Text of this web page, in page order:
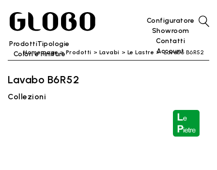
ProdottiTipologie
Colori e Finiture
Configuratore
Showroom
Contatti
Account
Home page Prodotti Lavabi Le Lastre Lavabo B6R52
Lavabo B6R52
Collezioni